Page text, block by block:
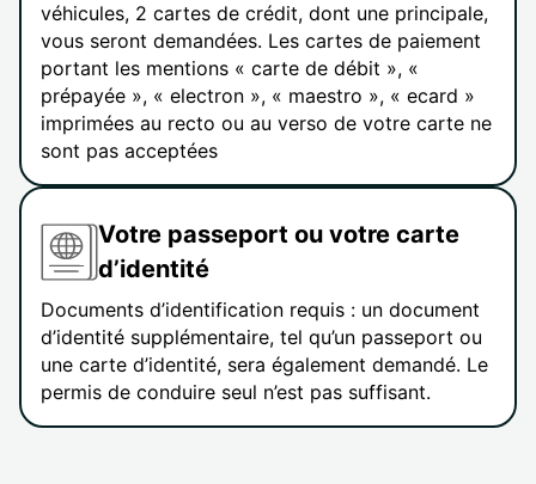
véhicules, 2 cartes de crédit, dont une principale,
vous seront demandées. Les cartes de paiement
portant les mentions « carte de débit », «
prépayée », « electron », « maestro », « ecard »
imprimées au recto ou au verso de votre carte ne
sont pas acceptées
Votre passeport ou votre carte
d’identité
Documents d’identification requis : un document
d’identité supplémentaire, tel qu’un passeport ou
une carte d’identité, sera également demandé. Le
permis de conduire seul n’est pas suffisant.